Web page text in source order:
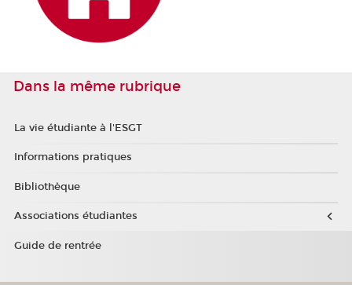
Dans la même rubrique
La vie étudiante à l'ESGT
Informations pratiques
Bibliothèque
Associations étudiantes
Guide de rentrée